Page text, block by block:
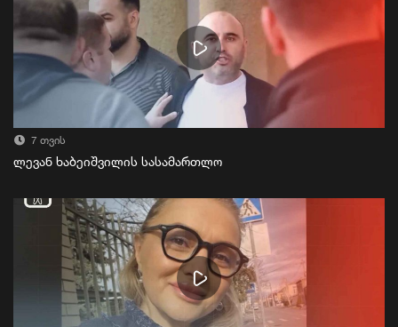
7 თვის
ლევან ხაბეიშვილის სასამართლო